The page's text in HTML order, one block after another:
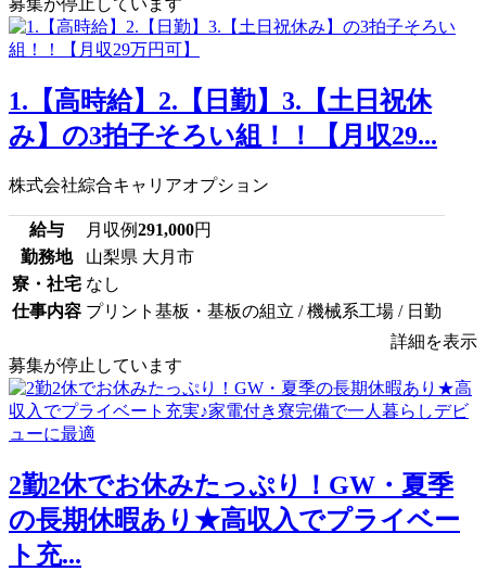
募集が停止しています
1.【高時給】2.【日勤】3.【土日祝休
み】の3拍子そろい組！！【月収29...
株式会社綜合キャリアオプション
給与 月収例291,000円
勤務地
山梨県 大月市
寮・社宅 なし
仕事内容 プリント基板・基板の組立 / 機械系工場 / 日勤
詳細を表示
募集が停止しています
2勤2休でお休みたっぷり！GW・夏季
の長期休暇あり★高収入でプライベー
ト充...